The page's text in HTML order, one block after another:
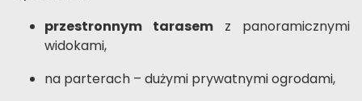
przestronnym tarasem z panoramicznymi
widokami,
na parterach – dużymi prywatnymi ogrodami,